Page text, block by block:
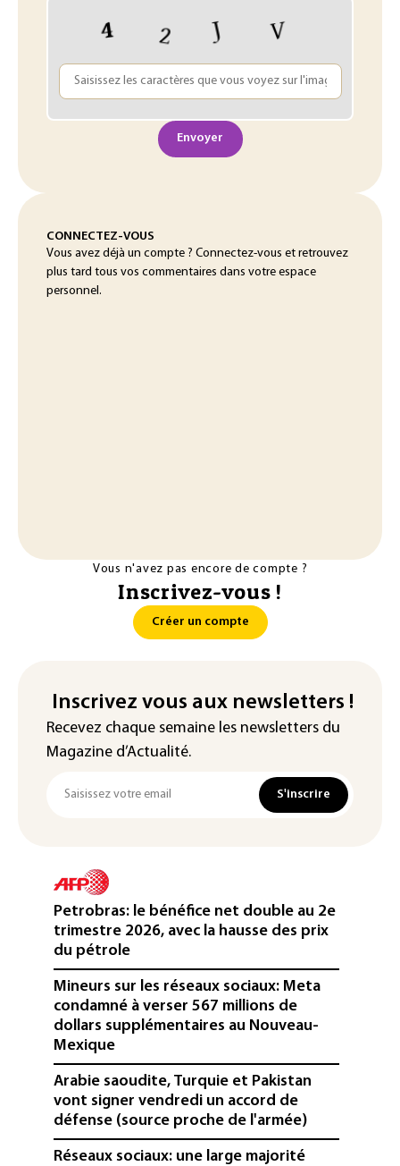
Envoyer
CONNECTEZ-VOUS
Vous avez déjà un compte ? Connectez-vous et retrouvez
plus tard tous vos commentaires dans votre espace
personnel.
Vous n'avez pas encore de compte ?
Inscrivez-vous !
Créer un compte
Inscrivez vous aux newsletters !
Recevez chaque semaine les newsletters du
Magazine d’Actualité.
S'inscrire
Petrobras: le bénéfice net double au 2e
trimestre 2026, avec la hausse des prix
du pétrole
Mineurs sur les réseaux sociaux: Meta
condamné à verser 567 millions de
dollars supplémentaires au Nouveau-
Mexique
Arabie saoudite, Turquie et Pakistan
vont signer vendredi un accord de
défense (source proche de l'armée)
Réseaux sociaux: une large majorité